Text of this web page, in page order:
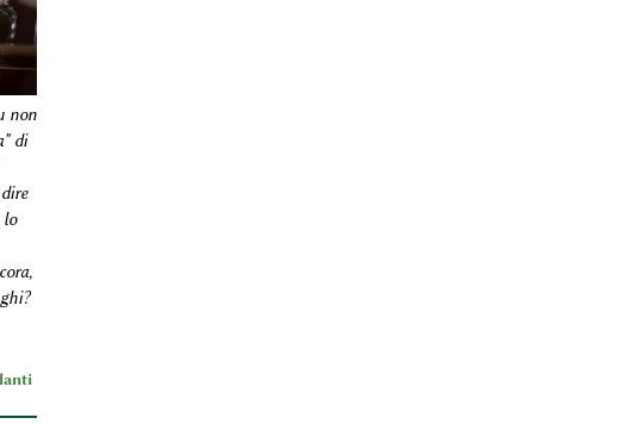
non
di
lo